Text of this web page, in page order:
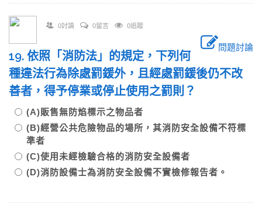
0討論 0留言 0追蹤
問題討論
19. 依照「消防法」的規定，下列何
種違法行為除處罰鍰外，且經處罰鍰後仍不改
善者，得予停業或停止使用之罰則？
(A)販售無防焰標示之物品者
(B)經營公共危險物品的場所，其消防安全設備不符標
準者
(C)使用未經檢驗合格的消防安全設備者
(D)消防設備士為消防安全設備不實檢修報告者。